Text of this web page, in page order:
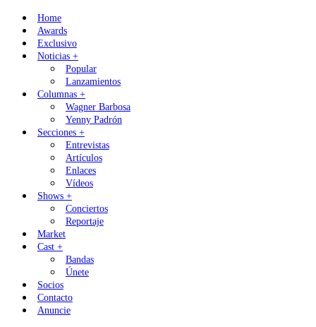
Skip
content
Home
Awards
Exclusivo
Noticias +
Popular
Lanzamientos
Columnas +
Wagner Barbosa
Yenny Padrón
Secciones +
Entrevistas
Artículos
Enlaces
Vídeos
Shows +
Conciertos
Reportaje
Market
Cast +
Bandas
Únete
Socios
Contacto
Anuncie